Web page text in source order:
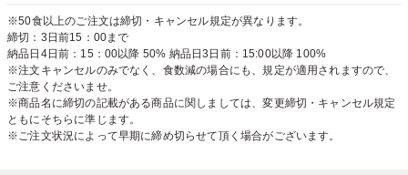
※50食以上のご注文は締切・キャンセル規定が異なります。
締切：3日前15：00まで
納品日4日前：15：00以降 50% 納品日3日前：15:00以降 100%
※注文キャンセルのみでなく、食数減の場合にも、規定が適用されますので、
ご注意くださいませ。
※商品名に締切の記載がある商品に関しましては、変更締切・キャンセル規定
ともにそちらに準じます。
※ご注文状況によって早期に締め切らせて頂く場合がございます。